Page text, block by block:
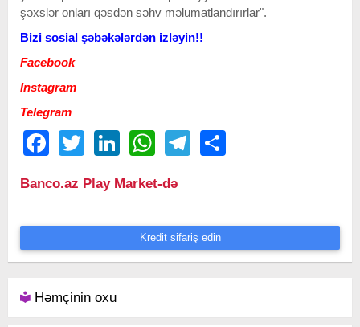
şəxslər onları qəsdən səhv məlumatlandırırlar".
Bizi sosial şəbəkələrdən izləyin!!
Facebook
Instagram
Telegram
FacebookTwitter LinkedIn WhatsAppTelegram
Banco.az Play Market-də
Kredit sifariş edin
Həmçinin oxu